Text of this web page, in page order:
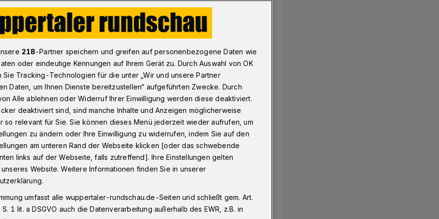
Junge Ideen für ein besseres Morgen
Junge Ideen
Morgen
und Schüler zeigten beim
kleinen Initiativen Wuppertal
218-Partner speichern und greifen auf personenbezogene Daten wie
oder eindeutige Kennungen auf Ihrem Gerät zu. Durch Auswahl von OK
Sie Tracking-Technologien für die unter „Wir und unsere Partner
Daten, um Ihnen Dienste bereitzustellen“ aufgeführten Zwecke. Durch
Alle ablehnen oder Widerruf Ihrer Einwilligung werden diese deaktiviert.
deaktiviert sind, sind manche Inhalte und Anzeigen möglicherweise
so relevant für Sie. Sie können dieses Menü jederzeit wieder aufrufen, um
zu ändern oder Ihre Einwilligung zu widerrufen, indem Sie auf den
am unteren Rand der Webseite klicken [oder das schwebende
links auf der Webseite, falls zutreffend]. Ihre Einstellungen gelten
Website. Weitere Informationen finden Sie in unserer
umfasst alle wuppertaler-rundschau.de-Seiten und schließt gem. Art.
1 lit. a DSGVO auch die Datenverarbeitung außerhalb des EWR, z.B. in